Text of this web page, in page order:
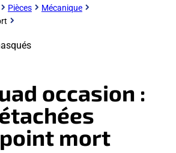
Pièces
Mécanique
occasion :
mort